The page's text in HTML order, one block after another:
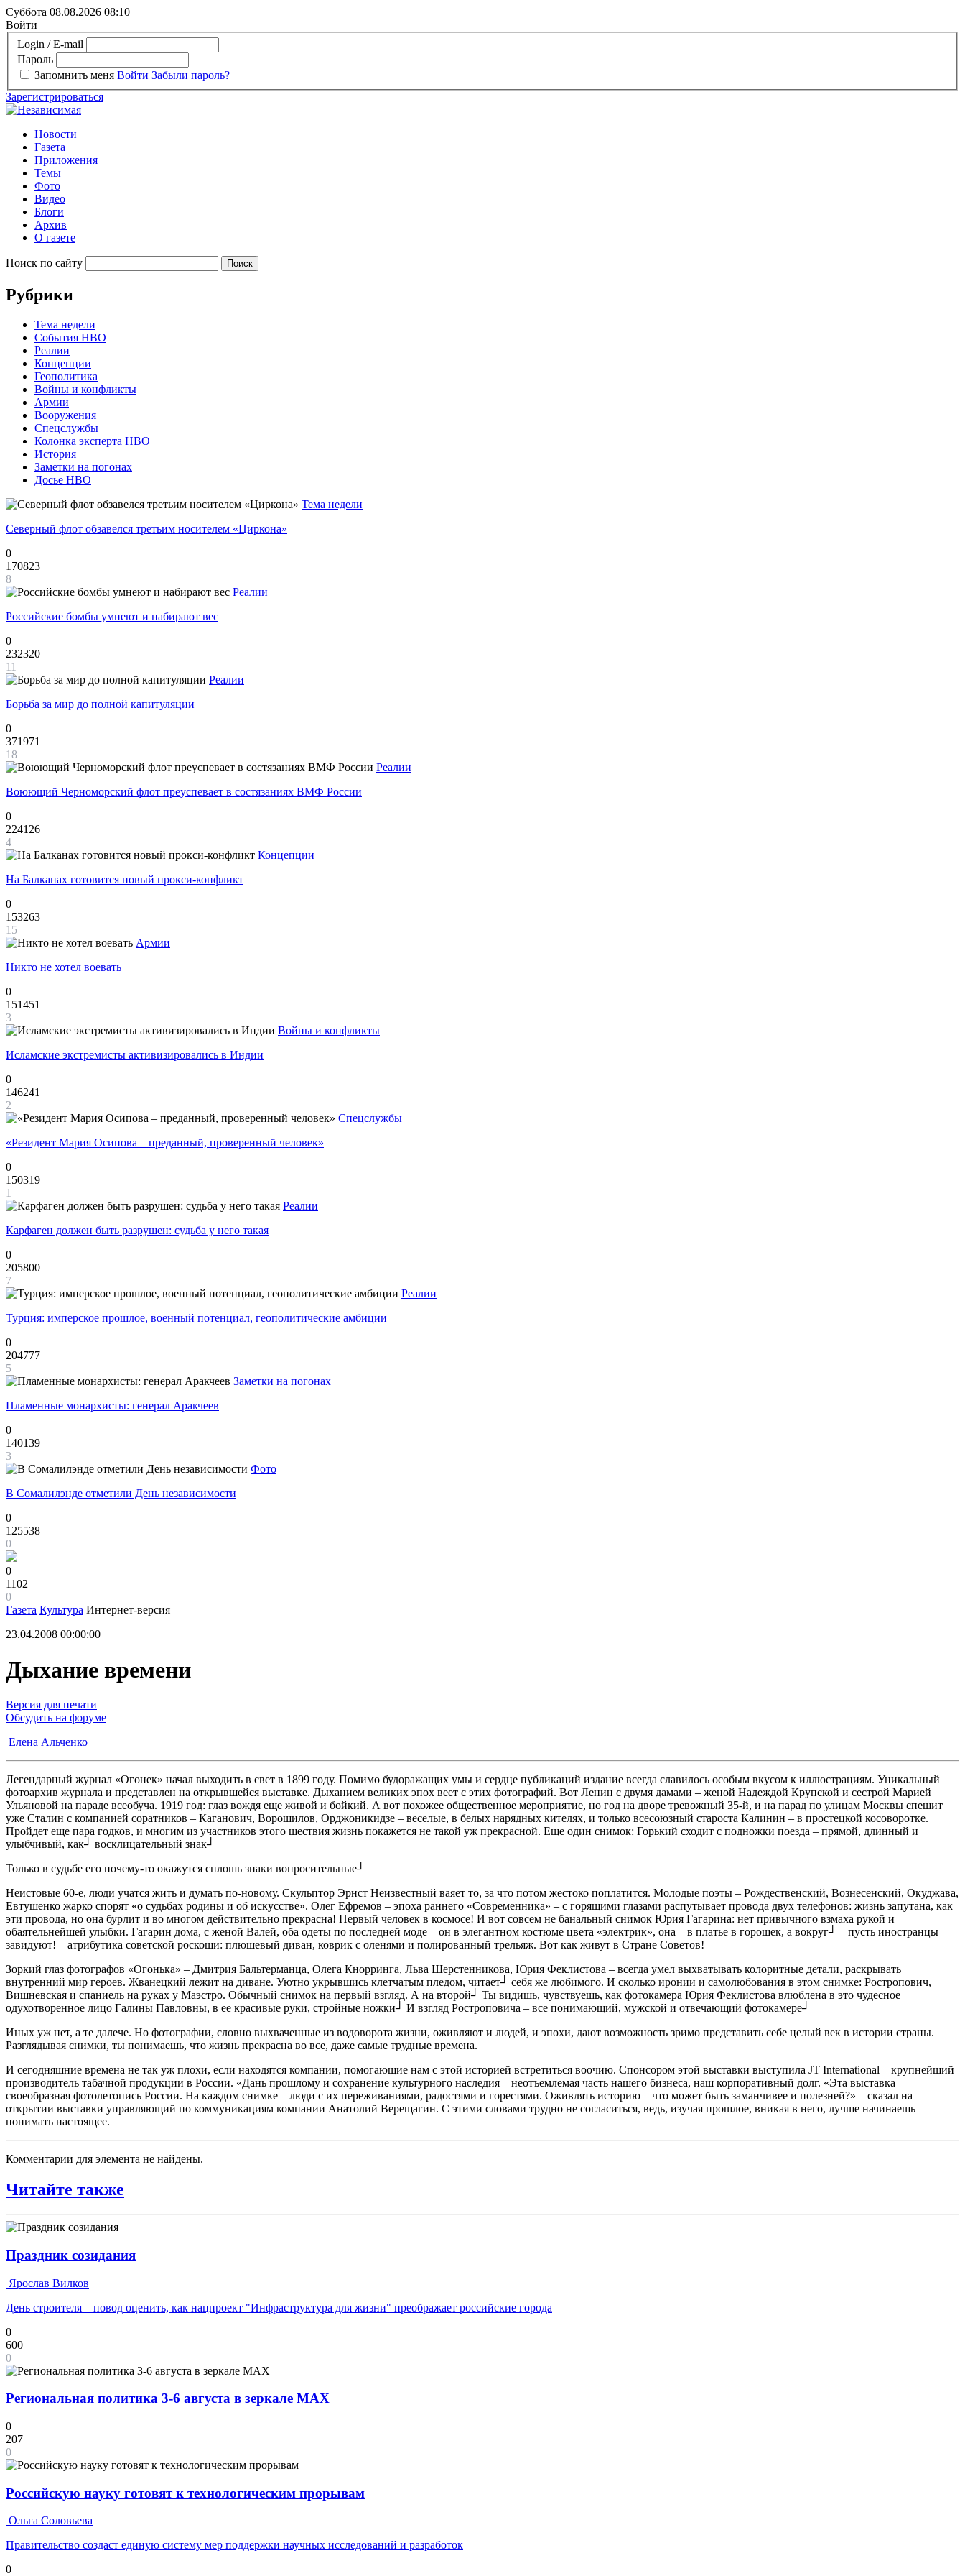
Суббота 08.08.2026 08:10
Войти
Login / E-mail
Пароль
Запомнить меня Войти Забыли пароль?
Зарегистрироваться
Новости
Газета
Приложения
Темы
Фото
Видео
Блоги
Архив
О газете
Поиск по сайту
Рубрики
Тема недели
События НВО
Реалии
Концепции
Геополитика
Войны и конфликты
Армии
Вооружения
Спецслужбы
Колонка эксперта НВО
История
Заметки на погонах
Досье НВО
Тема недели
Северный флот обзавелся третьим носителем «Циркона»
0
170823
8
Реалии
Российские бомбы умнеют и набирают вес
0
232320
11
Реалии
Борьба за мир до полной капитуляции
0
371971
18
Реалии
Воюющий Черноморский флот преуспевает в состязаниях ВМФ России
0
224126
4
Концепции
На Балканах готовится новый прокси-конфликт
0
153263
15
Армии
Никто не хотел воевать
0
151451
3
Войны и конфликты
Исламские экстремисты активизировались в Индии
0
146241
2
Спецслужбы
«Резидент Мария Осипова – преданный, проверенный человек»
0
150319
1
Реалии
Карфаген должен быть разрушен: судьба у него такая
0
205800
7
Реалии
Турция: имперское прошлое, военный потенциал, геополитические амбиции
0
204777
5
Заметки на погонах
Пламенные монархисты: генерал Аракчеев
0
140139
3
Фото
В Сомалилэнде отметили День независимости
0
125538
0
0
1102
0
Газета Культура Интернет-версия
23.04.2008 00:00:00
Дыхание времени
Версия для печати
Обсудить на форуме
Елена Альченко
Легендарный журнал «Огонек» начал выходить в свет в 1899 году. Помимо будоражащих умы и сердце публикаций издание всегда славилось особым вкусом к иллюстрациям. Уникальный
фотоархив журнала и представлен на открывшейся выставке. Дыханием великих эпох веет с этих фотографий. Вот Ленин с двумя дамами – женой Надеждой Крупской и сестрой Марией
Ульяновой на параде всеобуча. 1919 год: глаз вождя еще живой и бойкий. А вот похожее общественное мероприятие, но год на дворе тревожный 35-й, и на парад по улицам Москвы спешит
уже Сталин с компанией соратников – Каганович, Ворошилов, Орджоникидзе – веселые, в белых нарядных кителях, и только всесоюзный староста Калинин – в простецкой косоворотке.
Пройдет еще пара годков, и многим из участников этого шествия жизнь покажется не такой уж прекрасной. Еще один снимок: Горький сходит с подножки поезда – прямой, длинный и
улыбчивый, как┘ восклицательный знак┘
Только в судьбе его почему-то окажутся сплошь знаки вопросительные┘
Неистовые 60-е, люди учатся жить и думать по-новому. Скульптор Эрнст Неизвестный ваяет то, за что потом жестоко поплатится. Молодые поэты – Рождественский, Вознесенский, Окуджава,
Евтушенко жарко спорят «о судьбах родины и об искусстве». Олег Ефремов – эпоха раннего «Современника» – с горящими глазами распутывает провода двух телефонов: жизнь запутана, как
эти провода, но она бурлит и во многом действительно прекрасна! Первый человек в космосе! И вот совсем не банальный снимок Юрия Гагарина: нет привычного взмаха рукой и
обаятельнейшей улыбки. Гагарин дома, с женой Валей, оба одеты по последней моде – он в элегантном костюме цвета «электрик», она – в платье в горошек, а вокруг┘ – пусть иностранцы
завидуют! – атрибутика советской роскоши: плюшевый диван, коврик с оленями и полированный трельяж. Вот как живут в Стране Советов!
Зоркий глаз фотографов «Огонька» – Дмитрия Бальтерманца, Олега Кнорринга, Льва Шерстенникова, Юрия Феклистова – всегда умел выхватывать колоритные детали, раскрывать
внутренний мир героев. Жванецкий лежит на диване. Уютно укрывшись клетчатым пледом, читает┘ себя же любимого. И сколько иронии и самолюбования в этом снимке: Ростропович,
Вишневская и спаниель на руках у Маэстро. Обычный снимок на первый взгляд. А на второй┘ Ты видишь, чувствуешь, как фотокамера Юрия Феклистова влюблена в это чудесное
одухотворенное лицо Галины Павловны, в ее красивые руки, стройные ножки┘ И взгляд Ростроповича – все понимающий, мужской и отвечающий фотокамере┘
Иных уж нет, а те далече. Но фотографии, словно выхваченные из водоворота жизни, оживляют и людей, и эпохи, дают возможность зримо представить себе целый век в истории страны.
Разглядывая снимки, ты понимаешь, что жизнь прекрасна во все, даже самые трудные времена.
И сегодняшние времена не так уж плохи, если находятся компании, помогающие нам с этой историей встретиться воочию. Спонсором этой выставки выступила JT International – крупнейший
производитель табачной продукции в России. «Дань прошлому и сохранение культурного наследия – неотъемлемая часть нашего бизнеса, наш корпоративный долг. «Эта выставка –
своеобразная фотолетопись России. На каждом снимке – люди с их переживаниями, радостями и горестями. Оживлять историю – что может быть заманчивее и полезней?» – сказал на
открытии выставки управляющий по коммуникациям компании Анатолий Верещагин. С этими словами трудно не согласиться, ведь, изучая прошлое, вникая в него, лучше начинаешь
понимать настоящее.
Комментарии для элемента не найдены.
Читайте также
Праздник созидания
Ярослав Вилков
День строителя – повод оценить, как нацпроект "Инфраструктура для жизни" преображает российские города
0
600
0
Региональная политика 3-6 августа в зеркале MAX
0
207
0
Российскую науку готовят к технологическим прорывам
Ольга Соловьева
Правительство создаст единую систему мер поддержки научных исследований и разработок
0